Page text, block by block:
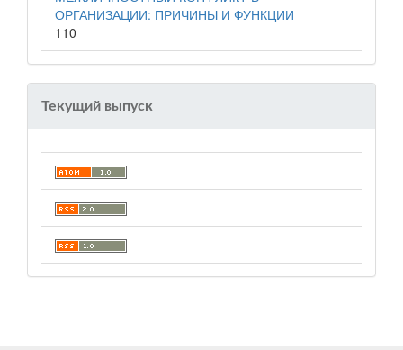
ОРГАНИЗАЦИИ: ПРИЧИНЫ И ФУНКЦИИ
110
Текущий выпуск